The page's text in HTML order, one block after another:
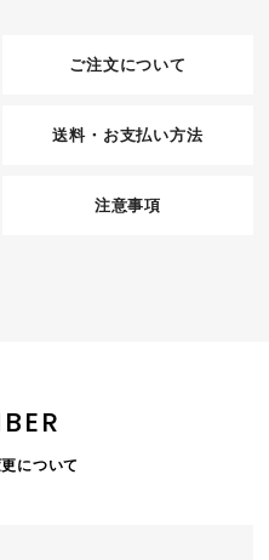
ご注文について
送料・お支払い方法
注意事項
について